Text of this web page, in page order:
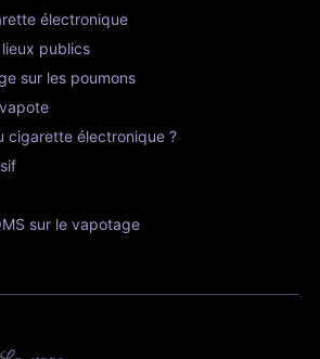
électronique
publics
sur les poumons
cigarette électronique ?
sur le vapotage